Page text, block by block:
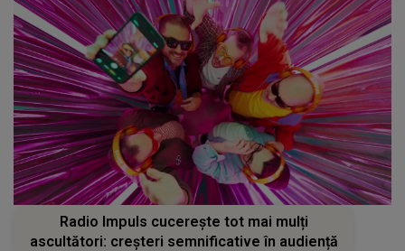
Radio Impuls cucerește tot mai mulți
ascultători: creșteri semnificative în audiență